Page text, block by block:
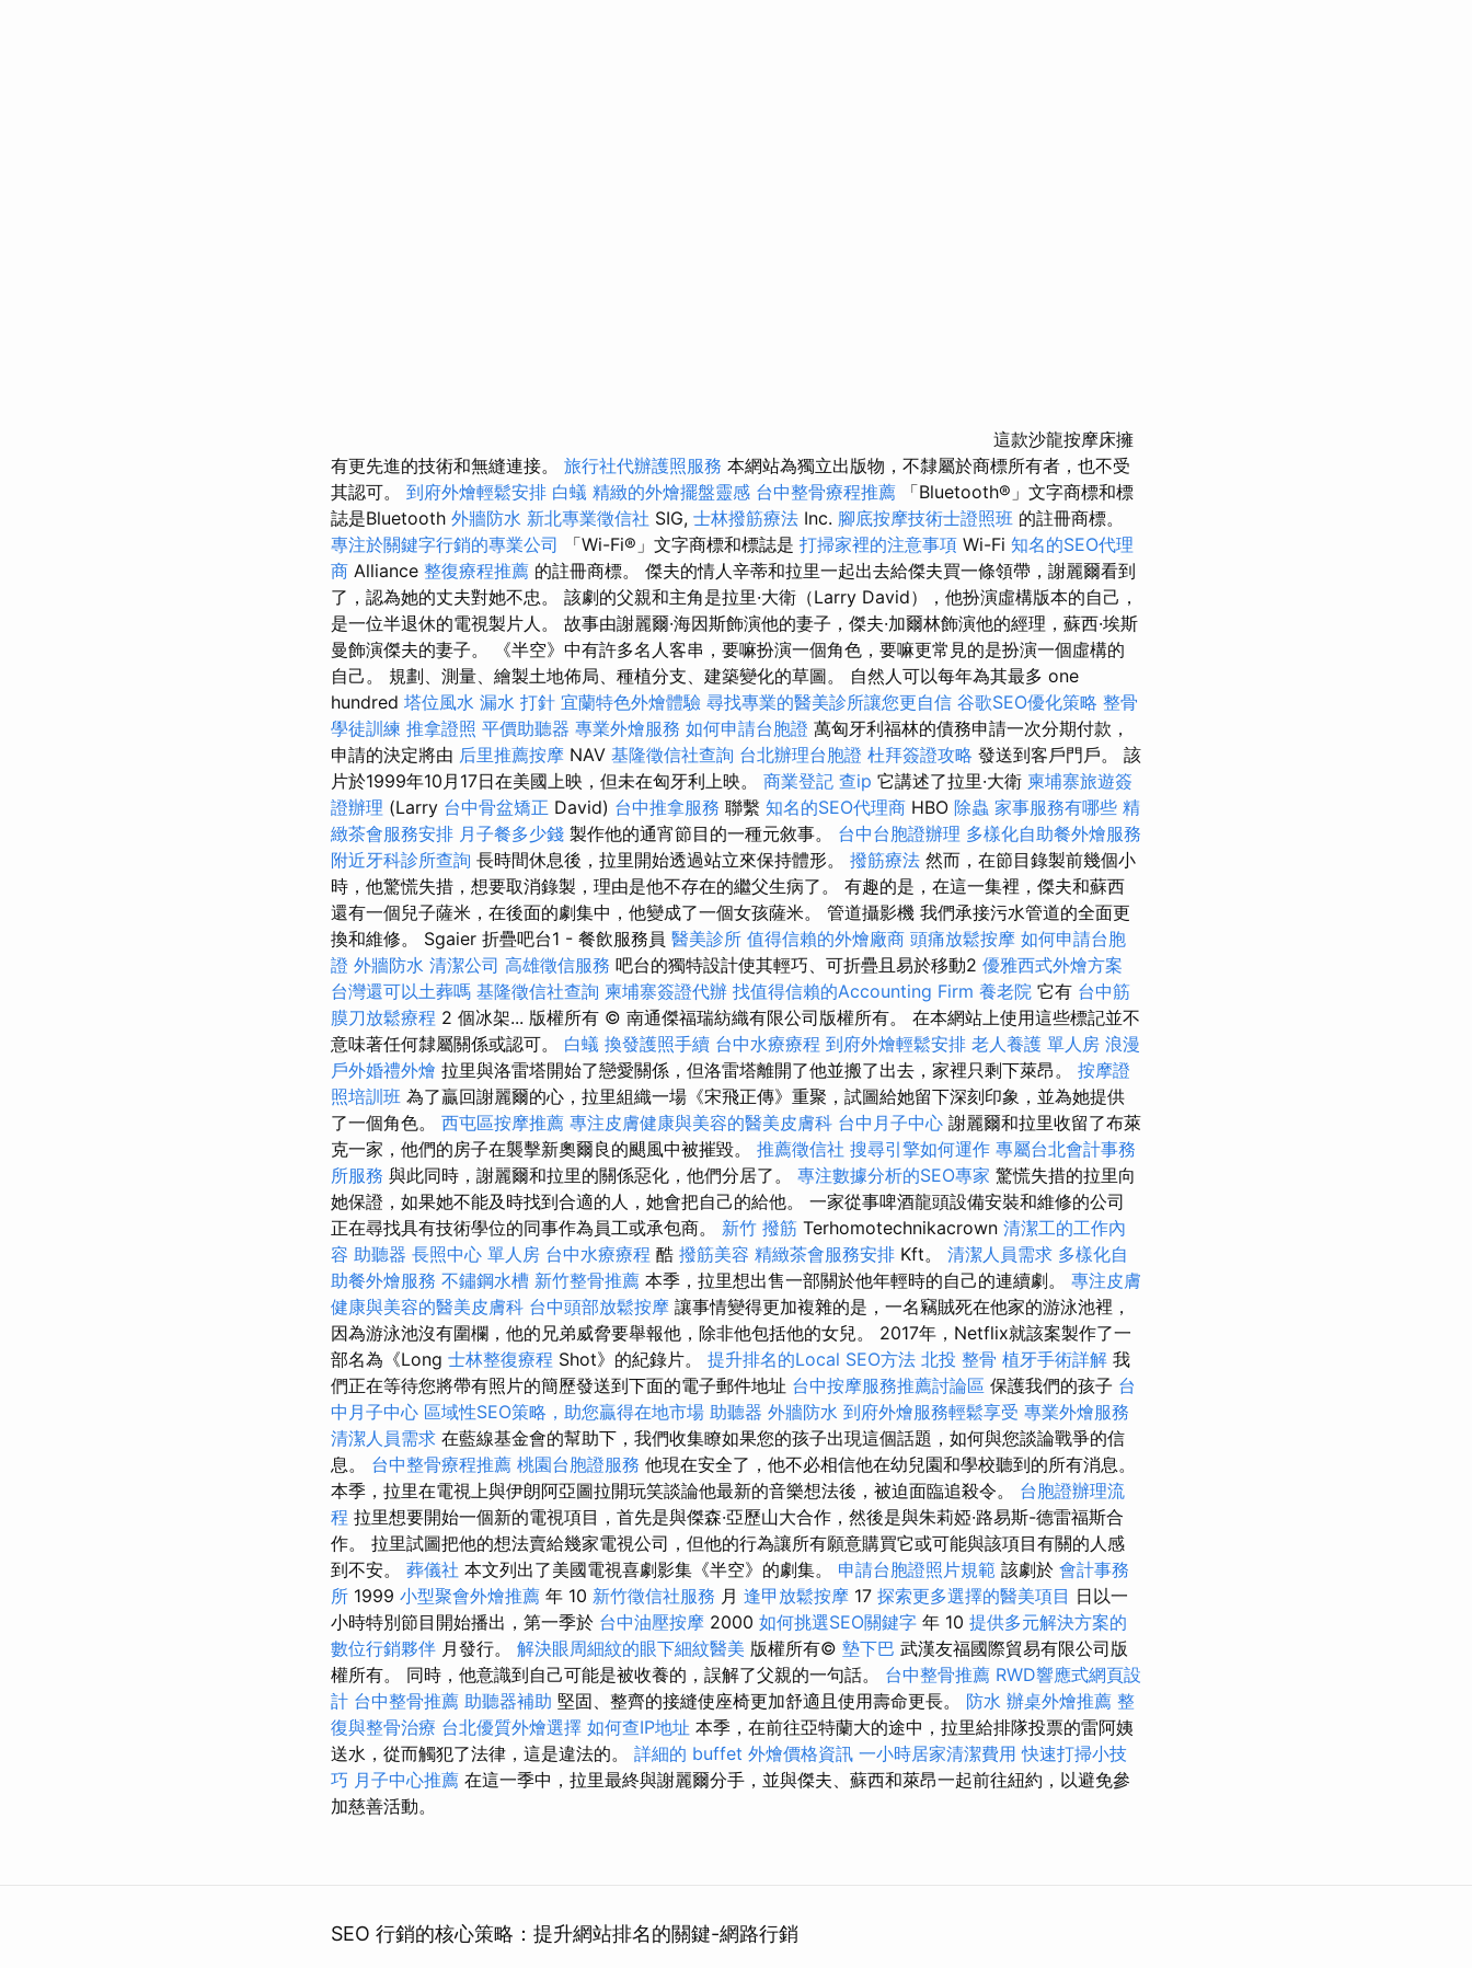
這款沙龍按摩床擁
有更先進的技術和無縫連接。 旅行社代辦護照服務 本網站為獨立出版物，不隸屬於商標所有者，也不受
其認可。 到府外燴輕鬆安排 白蟻 精緻的外燴擺盤靈感 台中整骨療程推薦
「Bluetooth®」文字商標和標
誌是Bluetooth 外牆防水 新北專業徵信社 SIG, 士林撥筋療法 Inc. 腳底按摩技術士證照班 的註冊商標。
專注於關鍵字行銷的專業公司 「Wi-Fi®」文字商標和標誌是 打掃家裡的注意事項 Wi-Fi 知名的SEO代理
商 Alliance 整復療程推薦 的註冊商標。 傑夫的情人辛蒂和拉里一起出去給傑夫買一條領帶，謝麗爾看到
了，認為她的丈夫對她不忠。 該劇的父親和主角是拉里·大衛（Larry David），他扮演虛構版本的自己，
是一位半退休的電視製片人。 故事由謝麗爾·海因斯飾演他的妻子，傑夫·加爾林飾演他的經理，蘇西·埃斯
曼飾演傑夫的妻子。 《半空》中有許多名人客串，要嘛扮演一個角色，要嘛更常見的是扮演一個虛構的
自己。 規劃、測量、繪製土地佈局、種植分支、建築變化的草圖。 自然人可以每年為其最多 one
hundred 塔位風水 漏水 打針 宜蘭特色外燴體驗 尋找專業的醫美診所讓您更自信 谷歌SEO優化策略 整骨
學徒訓練 推拿證照 平價助聽器 專業外燴服務 如何申請台胞證 萬匈牙利福林的債務申請一次分期付款，
申請的決定將由 后里推薦按摩 NAV 基隆徵信社查詢 台北辦理台胞證 杜拜簽證攻略 發送到客戶門戶。 該
片於1999年10月17日在美國上映，但未在匈牙利上映。 商業登記 查ip 它講述了拉里·大衛 柬埔寨旅遊簽
證辦理 (Larry 台中骨盆矯正 David) 台中推拿服務 聯繫 知名的SEO代理商 HBO 除蟲 家事服務有哪些 精
緻茶會服務安排 月子餐多少錢 製作他的通宵節目的一種元敘事。 台中台胞證辦理 多樣化自助餐外燴服務
附近牙科診所查詢 長時間休息後，拉里開始透過站立來保持體形。 撥筋療法 然而，在節目錄製前幾個小
時，他驚慌失措，想要取消錄製，理由是他不存在的繼父生病了。 有趣的是，在這一集裡，傑夫和蘇西
還有一個兒子薩米，在後面的劇集中，他變成了一個女孩薩米。 管道攝影機 我們承接污水管道的全面更
換和維修。 Sgaier 折疊吧台1 - 餐飲服務員 醫美診所 值得信賴的外燴廠商 頭痛放鬆按摩 如何申請台胞
證 外牆防水 清潔公司 高雄徵信服務 吧台的獨特設計使其輕巧、可折疊且易於移動2 優雅西式外燴方案
台灣還可以土葬嗎 基隆徵信社查詢 柬埔寨簽證代辦 找值得信賴的Accounting Firm 養老院 它有 台中筋
膜刀放鬆療程 2 個冰架... 版權所有 © 南通傑福瑞紡織有限公司版權所有。 在本網站上使用這些標記並不
意味著任何隸屬關係或認可。 白蟻 換發護照手續 台中水療療程 到府外燴輕鬆安排 老人養護 單人房 浪漫
戶外婚禮外燴 拉里與洛雷塔開始了戀愛關係，但洛雷塔離開了他並搬了出去，家裡只剩下萊昂。 按摩證
照培訓班 為了贏回謝麗爾的心，拉里組織一場《宋飛正傳》重聚，試圖給她留下深刻印象，並為她提供
了一個角色。 西屯區按摩推薦 專注皮膚健康與美容的醫美皮膚科 台中月子中心 謝麗爾和拉里收留了布萊
克一家，他們的房子在襲擊新奧爾良的颶風中被摧毀。 推薦徵信社 搜尋引擎如何運作 專屬台北會計事務
所服務 與此同時，謝麗爾和拉里的關係惡化，他們分居了。 專注數據分析的SEO專家 驚慌失措的拉里向
她保證，如果她不能及時找到合適的人，她會把自己的給他。 一家從事啤酒龍頭設備安裝和維修的公司
正在尋找具有技術學位的同事作為員工或承包商。 新竹 撥筋 Terhomotechnikacrown 清潔工的工作內
容 助聽器 長照中心 單人房 台中水療療程 酷 撥筋美容 精緻茶會服務安排 Kft。 清潔人員需求 多樣化自
助餐外燴服務 不鏽鋼水槽 新竹整骨推薦 本季，拉里想出售一部關於他年輕時的自己的連續劇。 專注皮膚
健康與美容的醫美皮膚科 台中頭部放鬆按摩 讓事情變得更加複雜的是，一名竊賊死在他家的游泳池裡，
因為游泳池沒有圍欄，他的兄弟威脅要舉報他，除非他包括他的女兒。 2017年，Netflix就該案製作了一
部名為《Long 士林整復療程 Shot》的紀錄片。 提升排名的Local SEO方法 北投 整骨 植牙手術詳解 我
們正在等待您將帶有照片的簡歷發送到下面的電子郵件地址 台中按摩服務推薦討論區 保護我們的孩子 台
中月子中心 區域性SEO策略，助您贏得在地市場 助聽器 外牆防水 到府外燴服務輕鬆享受 專業外燴服務
清潔人員需求 在藍線基金會的幫助下，我們收集瞭如果您的孩子出現這個話題，如何與您談論戰爭的信
息。 台中整骨療程推薦 桃園台胞證服務 他現在安全了，他不必相信他在幼兒園和學校聽到的所有消息。
本季，拉里在電視上與伊朗阿亞圖拉開玩笑談論他最新的音樂想法後，被迫面臨追殺令。 台胞證辦理流
程 拉里想要開始一個新的電視項目，首先是與傑森·亞歷山大合作，然後是與朱莉婭·路易斯-德雷福斯合
作。 拉里試圖把他的想法賣給幾家電視公司，但他的行為讓所有願意購買它或可能與該項目有關的人感
到不安。 葬儀社 本文列出了美國電視喜劇影集《半空》的劇集。 申請台胞證照片規範 該劇於 會計事務
所 1999 小型聚會外燴推薦 年 10 新竹徵信社服務 月 逢甲放鬆按摩 17 探索更多選擇的醫美項目 日以一
小時特別節目開始播出，第一季於 台中油壓按摩 2000 如何挑選SEO關鍵字 年 10 提供多元解決方案的
數位行銷夥伴 月發行。 解決眼周細紋的眼下細紋醫美 版權所有© 墊下巴 武漢友福國際貿易有限公司版
權所有。 同時，他意識到自己可能是被收養的，誤解了父親的一句話。 台中整骨推薦 RWD響應式網頁設
計 台中整骨推薦 助聽器補助 堅固、整齊的接縫使座椅更加舒適且使用壽命更長。 防水 辦桌外燴推薦 整
復與整骨治療 台北優質外燴選擇 如何查IP地址 本季，在前往亞特蘭大的途中，拉里給排隊投票的雷阿姨
送水，從而觸犯了法律，這是違法的。 詳細的 buffet 外燴價格資訊 一小時居家清潔費用 快速打掃小技
巧 月子中心推薦 在這一季中，拉里最終與謝麗爾分手，並與傑夫、蘇西和萊昂一起前往紐約，以避免參
加慈善活動。
SEO 行銷的核心策略：提升網站排名的關鍵-網路行銷